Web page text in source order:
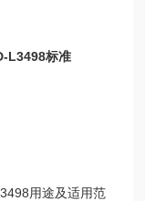
L3498标准
用途及适用范